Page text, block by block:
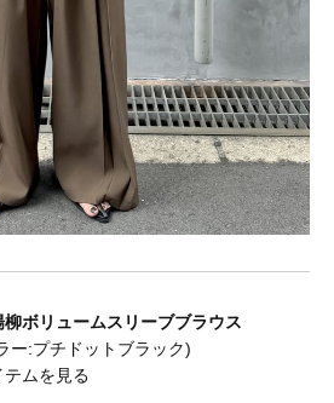
柳ボリュームスリーブブラウス
ー:プチドットブラック)
テムを見る